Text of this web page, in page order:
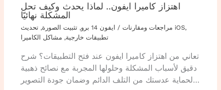
اهتزاز كاميرا ايفون.. لماذا يحدث وكيف تحل
المشكلة نهائيًا
مراجعات ومقارنات / ايفون 14 برو ,تثبيت الصورة, تحديث iOS,
تطبيقات خارجية, مشاكل الكاميرا
تعاني من اهتزاز كاميرا ايفون عند فتح التطبيقات؟ شرح
دقيق لأسباب المشكلة وحلولها المجربة مع نصائح ذهبية
لحماية عدستك من التلف الدائم وضمان جودة التصوير…